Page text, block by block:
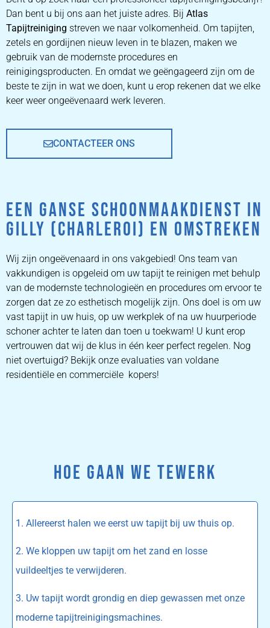
ZETEL REINIGEN DOOR
PROFESSIONALS
PRIJZEN
Dan bent u bij ons aan het juiste adres. Bij Atlas
Tapijtreiniging streven we naar volkomenheid. Om tapijten,
zetels en gordijnen nieuw leven in te blazen, maken we
gebruik van de modernste procedures en
reinigingsproducten. En omdat we geëngageerd zijn om de
beste te zijn in wat we doen, kunt u erop rekenen dat we elke
keer weer ongeëvenaard werk leveren.
CONTACTEER ONS
EEN GANSE SCHOONMAAKDIENST IN
GILLY (CHARLEROI) EN OMSTREKEN
Wij zijn ongeëvenaard in ons vakgebied! Ons team van
vakkundigen is opgeleid om uw tapijt te reinigen met behulp
van de modernste technologieën en procedures om ervoor te
zorgen dat ze zo esthetisch mogelijk zijn. Ons doel is om uw
vast tapijt in uw huis, op uw werkplek of na uw huurperiode
schoner achter te laten dan toen u toekwam! U kunt erop
vertrouwen dat wij de klus in één keer perfect regelen. Nog
niet overtuigd? Bekijk onze evaluaties van voldane
residentiële en commerciële kopers!
HOE GAAN WE TEWERK
1. Allereerst halen we eerst uw tapijt bij uw thuis op.
2. We kloppen uw tapijt om het zand en losse
vuildeeltjes te verwijderen.
3. Uw tapijt wordt grondig en diep gewassen met onze
moderne tapijtreinigingsmachines.